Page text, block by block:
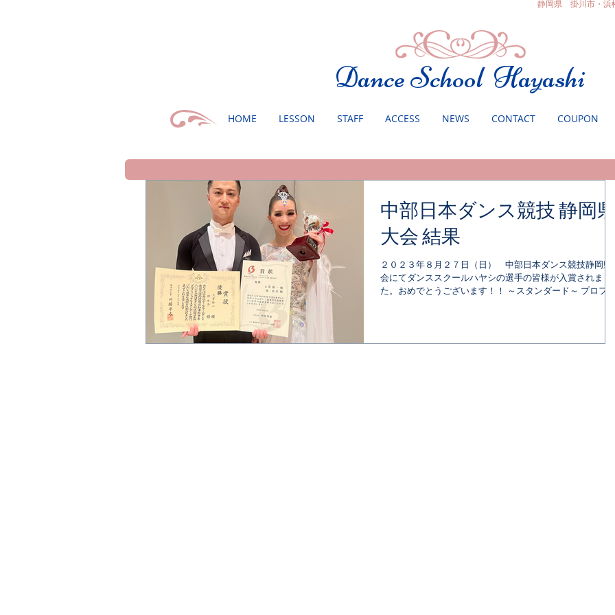
静岡県 掛川市・浜
Dance School Hayashi
HOME LESSON STAFF ACCESS NEWS CONTACT COUPON
中部日本ダンス競技 静岡県
大会 結果
２０２３年８月２７日（日） 中部日本ダンス競技静岡県大
会にてダンススクールハヤシの選手の皆様が入賞されまし
た。おめでとうございます！！ ～スタンダード～ プロフェ